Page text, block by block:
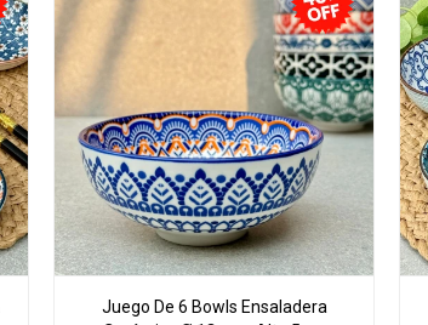
Juego De 6 Bowls Ensaladera